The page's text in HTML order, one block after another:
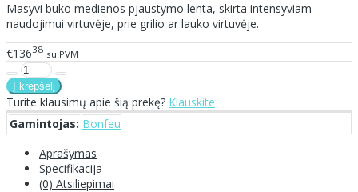
Masyvi buko medienos pjaustymo lenta, skirta intensyviam
naudojimui virtuvėje, prie grilio ar lauko virtuvėje.
€13638 su PVM
Turite klausimų apie šią prekę? Klauskite
Gamintojas: Bonfeu
Aprašymas
Specifikacija
(0) Atsiliepimai